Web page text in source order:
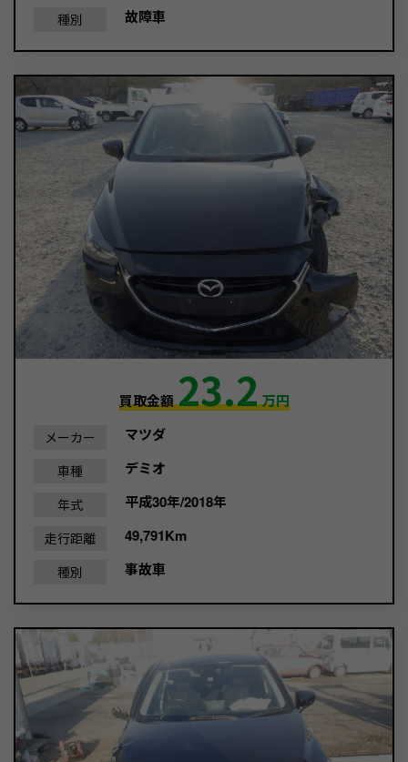
種別 故障車
買取金額23.2万円
メーカー マツダ
車種 デミオ
年式 平成30年/2018年
走行距離 49,791Km
種別 事故車